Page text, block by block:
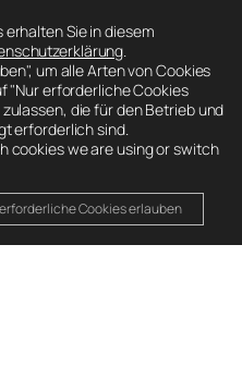
Sie in diesem
.
um alle Arten von Cookies
"Nur erforderliche Cookies
die für den Betrieb und
erforderlich sind.
cookies we are using or switch
Cookies erlauben